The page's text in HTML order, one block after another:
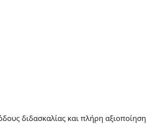
διδασκαλίας και πλήρη αξιοποίηση